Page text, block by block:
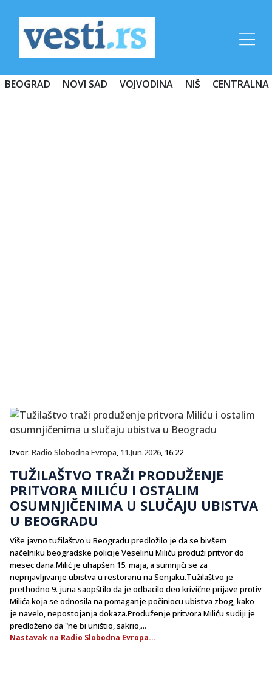
BEOGRAD NOVI SAD VOJVODINA NIŠ CENTRALNA
Izvor: Radio Slobodna Evropa, 11.Jun.2026, 16:22
TUŽILAŠTVO TRAŽI PRODUŽENJE
PRITVORA MILIĆU I OSTALIM
OSUMNJIČENIMA U SLUČAJU UBISTVA
U BEOGRADU
Više javno tužilaštvo u Beogradu predložilo je da se bivšem
načelniku beogradske policije Veselinu Miliću produži pritvor do
mesec dana.Milić je uhapšen 15. maja, a sumnjiči se za
neprijavljivanje ubistva u restoranu na Senjaku.Tužilaštvo je
prethodno 9. juna saopštilo da je odbacilo deo krivične prijave protiv
Milića koja se odnosila na pomaganje počiniocu ubistva zbog, kako
je navelo, nepostojanja dokaza.Produženje pritvora Miliću sudiji je
predloženo da "ne bi uništio, sakrio,...
Nastavak na Radio Slobodna Evropa...